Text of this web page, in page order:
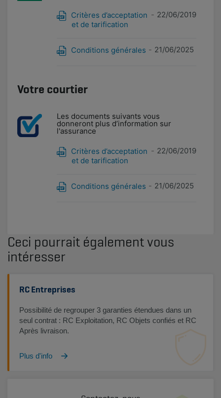
Critères d’acceptation
et de tarification
22/06/2019
Conditions générales 21/06/2025
Votre courtier
Les documents suivants vous
donneront plus d’information sur
l'assurance
Critères d’acceptation
et de tarification
22/06/2019
Conditions générales 21/06/2025
Ceci pourrait également vous
intéresser
RC Entreprises
Possibilité de regrouper 3 garanties étendues dans un
seul contrat : RC Exploitation, RC Objets confiés et RC
Après livraison.
Plus d'info